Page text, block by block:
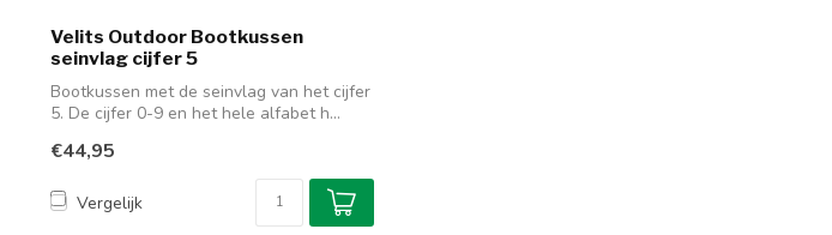
Velits Outdoor Bootkussen
seinvlag cijfer 5
Bootkussen met de seinvlag van het cijfer
5. De cijfer 0-9 en het hele alfabet h...
€44,95
Vergelijk